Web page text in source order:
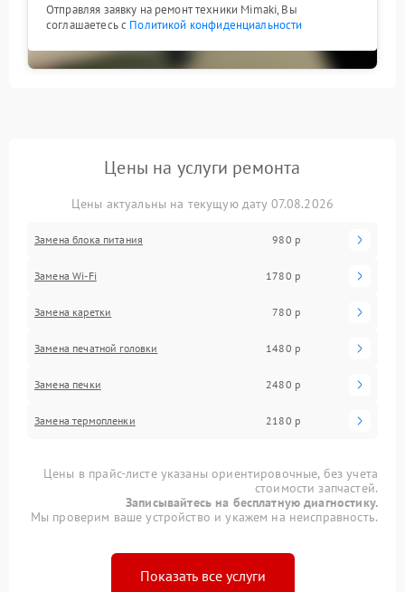
Отправляя заявку на ремонт техники Mimaki, Вы
соглашаетесь с Политикой конфиденциальности
Цены на услуги ремонта
Цены актуальны на текущую дату 07.08.2026
Замена блока питания 980 р
Замена Wi-Fi 1780 р
Замена каретки 780 р
Замена печатной головки 1480 р
Замена печки 2480 р
Замена термопленки 2180 р
Цены в прайс-листе указаны ориентировочные, без учета
стоимости запчастей.
Записывайтесь на бесплатную диагностику.
Мы проверим ваше устройство и укажем на неисправность.
Показать все услуги